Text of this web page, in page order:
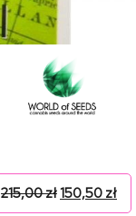
215,00zł150,50 zł